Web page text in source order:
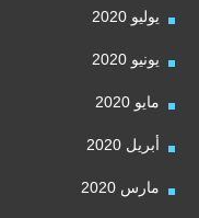
يوليو 2020
يونيو 2020
مايو 2020
أبريل 2020
مارس 2020